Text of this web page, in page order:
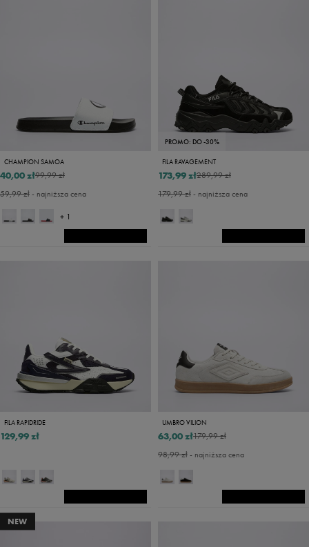
CHAMPION SAMOA
99,99 zł
40,00 zł
59,99 zł- najniższa cena
+ 1
PROMO: DO -30%
FILA RAVAGEMENT
289,99 zł
173,99 zł
179,99 zł- najniższa cena
FILA RAPIDRIDE
129,99 zł
UMBRO VILION
179,99 zł
63,00 zł
98,99 zł- najniższa cena
NEW